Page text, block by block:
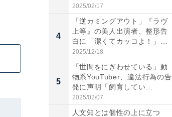
体...
2025/02/17
4
「逆カミングアウト」『ラヴ
上等』の美人出演者、整形告
白に「潔くてカッコよ！」
「好...
2025/12/18
5
「世間をにぎわせている」動
物系YouTuber、違法行為の告
発に声明「飼育してい...
2025/02/07
人文知とは個性の上に立つ